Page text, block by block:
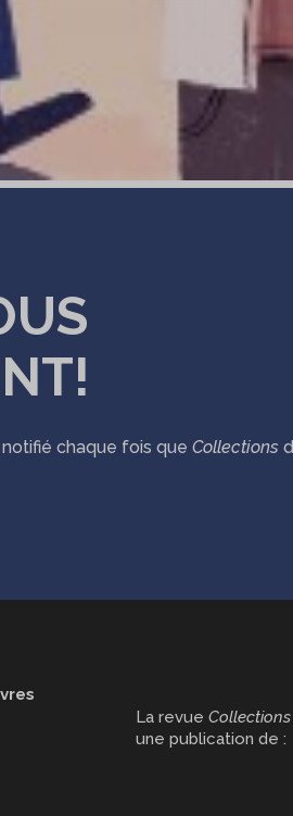
chaque fois que Collections
La revue Collections
une publication de :